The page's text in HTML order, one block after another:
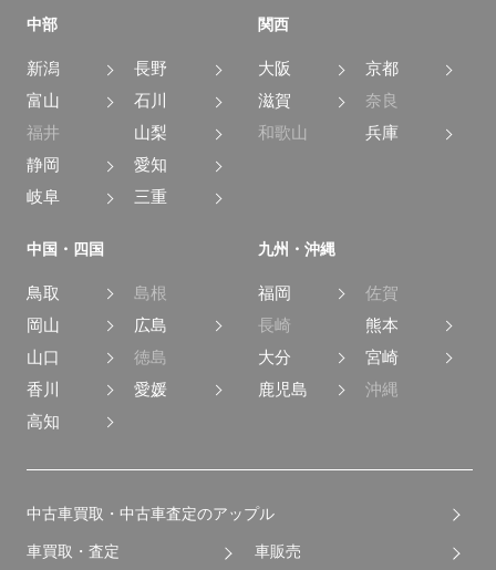
中部
新潟
長野
富山
石川
福井
山梨
静岡
愛知
岐阜
三重
関西
大阪
京都
滋賀
奈良
和歌山
兵庫
中国・四国
鳥取
島根
岡山
広島
山口
徳島
香川
愛媛
高知
九州・沖縄
福岡
佐賀
長崎
熊本
大分
宮崎
鹿児島
沖縄
中古車買取・中古車査定のアップル
車買取・査定 車販売